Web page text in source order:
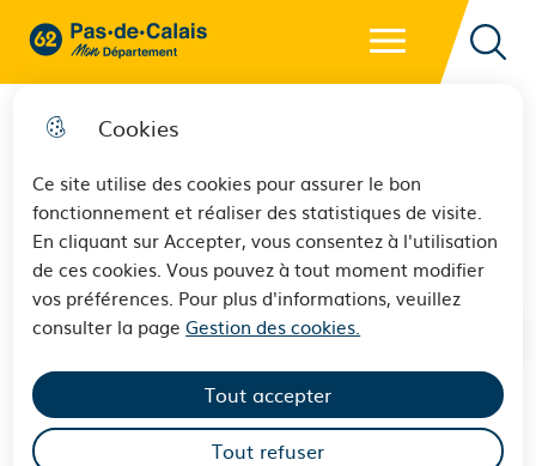
Cookies
Ce site utilise des cookies pour assurer le bon
fonctionnement et réaliser des statistiques de visite.
En cliquant sur Accepter, vous consentez à l'utilisation
de ces cookies. Vous pouvez à tout moment modifier
vos préférences. Pour plus d'informations, veuillez
consulter la pageGestion des cookies.
Tout accepter
Tout refuser
62 - Pas-de-Calais Mon Département - Retour à l'accueil
Plan du site
Boîte à outils à destination des
professionnels de la Jeunesse